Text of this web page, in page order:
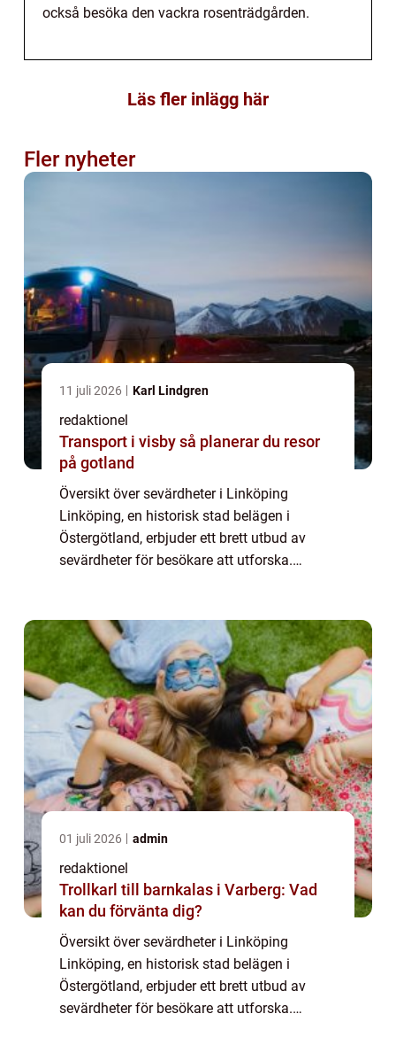
också besöka den vackra rosenträdgården.
Läs fler inlägg här
Fler nyheter
11 juli 2026 Karl Lindgren
redaktionel
Transport i visby så planerar du resor
på gotland
Översikt över sevärdheter i Linköping
Linköping, en historisk stad belägen i
Östergötland, erbjuder ett brett utbud av
sevärdheter för besökare att utforska.
attraktiv ...
01 juli 2026 admin
redaktionel
Trollkarl till barnkalas i Varberg: Vad
kan du förvänta dig?
Översikt över sevärdheter i Linköping
Linköping, en historisk stad belägen i
Östergötland, erbjuder ett brett utbud av
sevärdheter för besökare att utforska.